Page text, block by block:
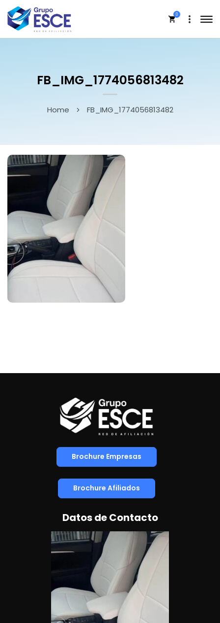
0
FB_IMG_1774056813482
Home FB_IMG_1774056813482
Brochure Empresas
Brochure Afiliados
Datos de Contacto